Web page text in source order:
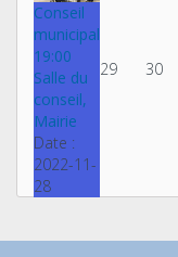
Conseil
municipal
19:00
Salle du
conseil,
Mairie
Date :
2022-11-
28
29 30